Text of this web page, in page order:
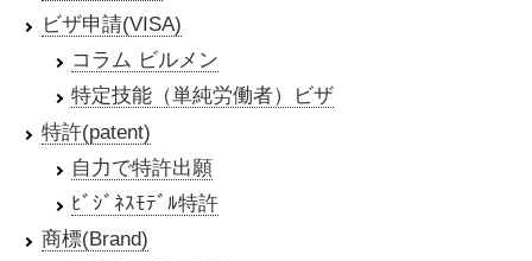
ビザ申請(VISA)
コラム ビルメン
特定技能（単純労働者）ビザ
特許(patent)
自力で特許出願
ﾋﾞｼﾞﾈｽﾓﾃﾞﾙ特許
商標(Brand)